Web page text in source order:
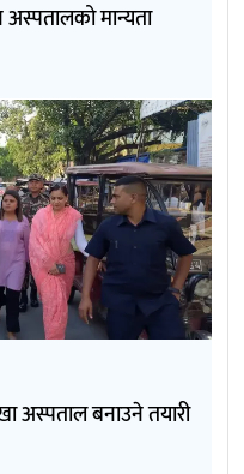
मान्यता
अस्पताल बनाउने तयारी